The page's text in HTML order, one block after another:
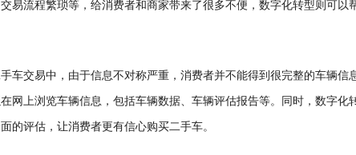
易流程繁琐等，给消费者和商家带来了很多不便，数字化转型则可以
车交易中，由于信息不对称严重，消费者并不能得到很完整的车辆信
网上浏览车辆信息，包括车辆数据、车辆评估报告等。同时，数字化
的评估，让消费者更有信心购买二手车。